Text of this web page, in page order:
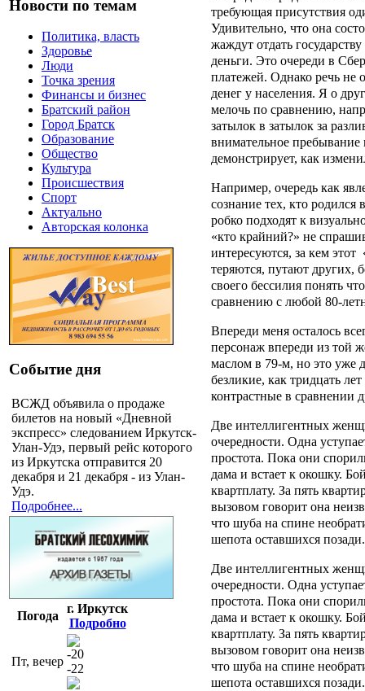
Новости по темам
Политика, власть
Здоровье
Люди
Точка зрения
Финансы и бизнес
Братский район
Город Братск
Образование
Общество
Культура
Происшествия
Спорт
Актуально
Авторская колонка
Событие дня
ВСЖД объявила о продаже
билетов на новый «Дневной
экспресс» следованием Иркутск-
Улан-Удэ, первый рейс которого
из Иркутска отправится 20
декабря и 21 декабря - из Улан-
Удэ.
Подробнее...
Погода
г. Иркутск
Подробно
Пт, вечер
-20
-22
требующая присутствия
Удивительно, что она
жаждут отдать
деньги. Это очереди в
платежей. Однако речь не
денег у населения. Я о
мелочь по сравнению,
затылок в затылок за
внимательное пребывание
демонстрирует, как
Например, очередь как
сознание тех, кто
робко подходят к
«кто крайний?» не
интересуются, за кем
теряются, путают других,
своего бессилия понять
сравнению с любой 80-
Впереди меня осталось
персонаж впереди из той
маслом в 79-м, но это уже
безликие, как тридцать
контрастные в сравнении
Две интеллигентных
очередности. Одна
простота. Пока они
дама и встает к окошку.
квартплату. За пять
вызовом говорит она
что шуба на спине
шепота оставшихся позади.
Две интеллигентных
очередности. Одна
простота. Пока они
дама и встает к окошку.
квартплату. За пять
вызовом говорит она
что шуба на спине
шепота оставшихся позади.